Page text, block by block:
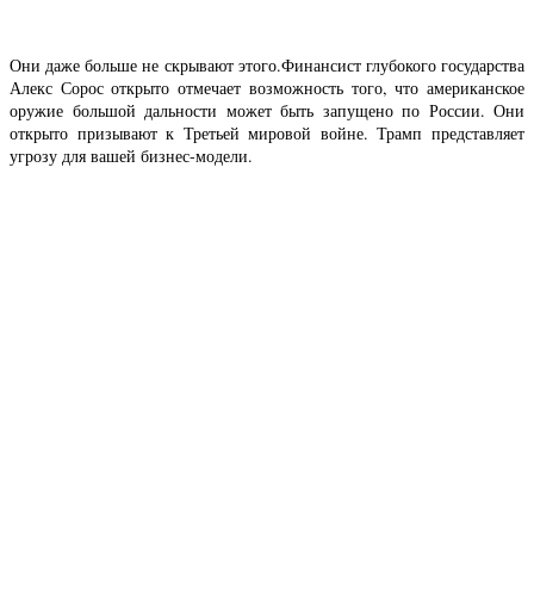
Они даже больше не скрывают этого.Финансист глубокого государства
Алекс Сорос открыто отмечает возможность того, что американское
оружие большой дальности может быть запущено по России. Они
открыто призывают к Третьей мировой войне. Трамп представляет
угрозу для вашей бизнес-модели.